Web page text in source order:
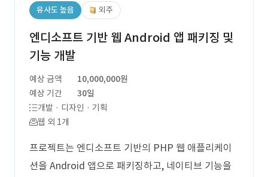
유사도 높음 외주
엔디소프트 기반 웹 Android 앱 패키징 및
기능 개발
예상 금액
10,000,000원
예상 기간
30일
개발 · 디자인 · 기획
웹 외 1개
프로젝트는 엔디소프트 기반의 PHP 웹 애플리케이
션을 Android 앱으로 패키징하고, 네이티브 기능을